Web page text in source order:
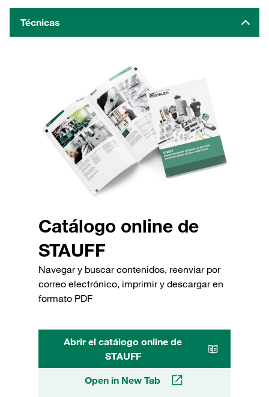
Técnicas
Catálogo online de
STAUFF
Navegar y buscar contenidos, reenviar por
correo electrónico, imprimir y descargar en
formato PDF
Abrir el catálogo online de
STAUFF
Open in New Tab